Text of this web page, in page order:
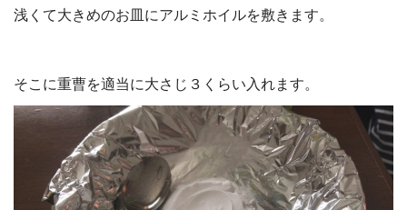
浅くて大きめのお皿にアルミホイルを敷きます。
そこに重曹を適当に大さじ３くらい入れます。